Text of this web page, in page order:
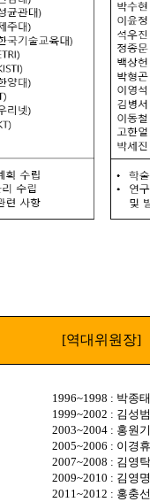
[역대위원장]
1996~1998 : 박종태
1999~2002 : 김성범
2003~2004 : 홍원기
2005~2006 : 이경휴
2007~2008 : 김영탁
2009~2010 : 김영명
2011~2012 : 홍충선